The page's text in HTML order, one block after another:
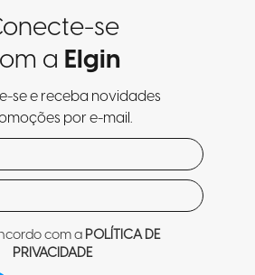
se
a Elgin
se e receba novidades
por e-mail.
com aPOLÍTICA DE
PRIVACIDADE